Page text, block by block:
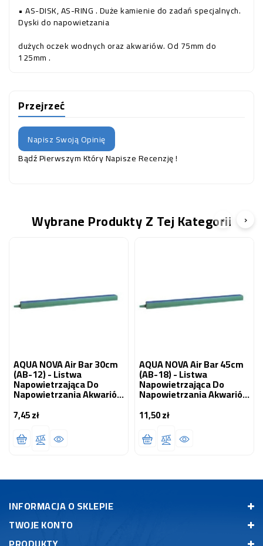
• AS-DISK, AS-RING . Duże kamienie do zadań specjalnych.
Dyski do napowietzania
dużych oczek wodnych oraz akwariów. Od 75mm do
125mm .
Przejrzeć
Napisz Swoją Opinię
Bądź Pierwszym Który Napisze Recenzję !
Wybrane Produkty Z Tej Kategorii
AQUA NOVA Air Bar 30cm
(AB-12) - Listwa
Napowietrzająca Do
Napowietrzania Akwariów
I Oczek Wodnych
7,45 złCena
AQUA NOVA Air Bar 45cm
(AB-18) - Listwa
Napowietrzająca Do
Napowietrzania Akwariów
I Oczek Wodnych
11,50 złCena
‹ ›
INFORMACJA O SKLEPIE
TWOJE KONTO